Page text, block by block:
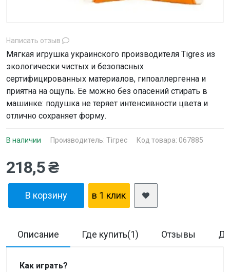
Написать отзыв
Мягкая игрушка украинского производителя Tigres из
экологически чистых и безопасных
сертифицированных материалов, гипоаллергенна и
приятна на ощупь. Ее можно без опасений стирать в
машинке: подушка не теряет интенсивности цвета и
отлично сохраняет форму.
В наличии Производитель: Тігрес Код товара: 067885
218,5 ₴
В корзину в 1 клик
Описание Где купить(1) Отзывы
Как играть?